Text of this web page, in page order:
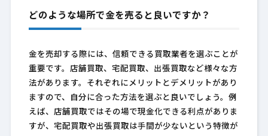
どのような場所で金を売ると良いですか？
金を売却する際には、信頼できる買取業者を選ぶことが
重要です。店舗買取、宅配買取、出張買取など様々な方
法があります。それぞれにメリットとデメリットがあり
ますので、自分に合った方法を選ぶと良いでしょう。例
えば、店舗買取ではその場で現金化できる利点がありま
すが、宅配買取や出張買取は手間が少ないという特徴が